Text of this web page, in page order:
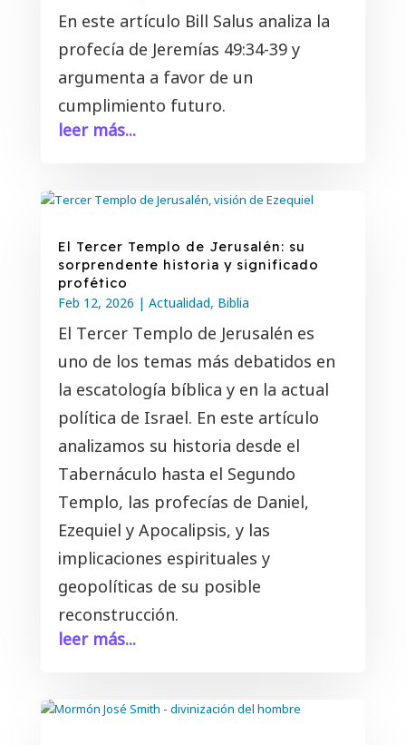
En este artículo Bill Salus analiza la
profecía de Jeremías 49:34-39y
argumenta a favor de un
cumplimiento futuro.
leer más...
El Tercer Templo de Jerusalén: su
sorprendente historia y significado
profético
Feb 12, 2026 | Actualidad, Biblia
El Tercer Templo de Jerusalén es
uno de los temas más debatidos en
la escatología bíblica y en la actual
política de Israel. En este artículo
analizamos su historia desde el
Tabernáculo hasta el Segundo
Templo, las profecías de Daniel,
Ezequiel y Apocalipsis, y las
implicaciones espirituales y
geopolíticas de su posible
reconstrucción.
leer más...